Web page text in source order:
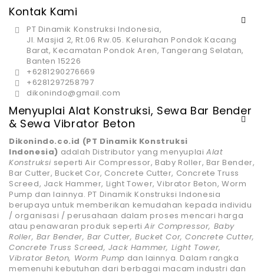
Kontak Kami
PT Dinamik Konstruksi Indonesia,
Jl. Masjid 2, Rt.06 Rw.05. Kelurahan Pondok Kacang
Barat, Kecamatan Pondok Aren, Tangerang Selatan,
Banten 15226
+6281290276669
+6281297258797
dikonindo@gmail.com
Menyuplai Alat Konstruksi, Sewa Bar Bender
& Sewa Vibrator Beton
Dikonindo.co.id (PT Dinamik Konstruksi
Indonesia) adalah Distributor yang menyuplai Alat
Konstruksi seperti Air Compressor, Baby Roller, Bar Bender,
Bar Cutter, Bucket Cor, Concrete Cutter, Concrete Truss
Screed, Jack Hammer, Light Tower, Vibrator Beton, Worm
Pump dan lainnya. PT Dinamik Konstruksi Indonesia
berupaya untuk memberikan kemudahan kepada individu
/ organisasi / perusahaan dalam proses mencari harga
atau penawaran produk sepertiAir Compressor, Baby
Roller, Bar Bender, Bar Cutter, Bucket Cor, Concrete Cutter,
Concrete Truss Screed, Jack Hammer, Light Tower,
Vibrator Beton, Worm Pump dan lainnya. Dalam rangka
memenuhi kebutuhan dari berbagai macam industri dan